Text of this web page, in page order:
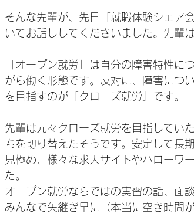
そんな先輩が、先日「就職体験シェア
いてお話ししてくださいました。先輩
「オープン就労」は自分の障害特性に
がら働く形態です。反対に、障害につ
を目指すのが「クローズ就労」です。
先輩は元々クローズ就労を目指してい
ちを切り替えたそうです。安定して長
見極め、様々な求人サイトやハローワ
た。
オープン就労ならではの実習の話、面
みんなで矢継ぎ早に（本当に空き時間